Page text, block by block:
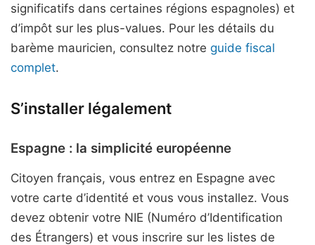
significatifs dans certaines régions espagnoles) et
d’impôt sur les plus-values. Pour les détails du
barème mauricien, consultez notre guide fiscal
complet.
S’installer légalement
Espagne : la simplicité européenne
Citoyen français, vous entrez en Espagne avec
votre carte d’identité et vous vous installez. Vous
devez obtenir votre NIE (Numéro d’Identification
des Étrangers) et vous inscrire sur les listes de